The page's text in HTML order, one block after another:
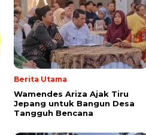
Berita Utama
Wamendes Ariza Ajak Tiru
Jepang untuk Bangun Desa
Tangguh Bencana